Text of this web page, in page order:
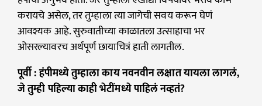
करायचे असेल, तर तुम्हाला त्या जागेची सवय करून घेणं
आवश्यक आहे. सुरुवातीच्या काळातला उत्साहाचा भर
ओसरल्यावरच अर्थपूर्ण छायाचित्रं हाती लागतील.
पूर्वी : हंपीमध्ये तुम्हाला काय नवनवीन लक्षात यायला लागलं,
जे तुम्ही पहिल्या काही भेटींमध्ये पाहिलं नव्हतं?